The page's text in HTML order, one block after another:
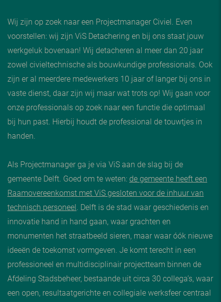
Wij zijn op zoek naar een Projectmanager Civiel. Even
voorstellen: wij zijn ViS Detachering en bij ons staat jouw
werkgeluk bovenaan! Wij detacheren al meer dan 20 jaar
zowel civieltechnische als bouwkundige professionals. Ook
zijn er al meerdere medewerkers 10 jaar of langer bij ons in
vaste dienst, daar zijn wij maar wat trots op! Wij gaan voor
onze professionals op zoek naar een functie die optimaal
bij hun past. Hierbij houdt de professional de touwtjes in
handen.
Als Projectmanager ga je via ViS aan de slag bij de
gemeente Delft. Goed om te weten:de gemeente heeft een
Raamovereenkomst met ViS gesloten voor de inhuur van
technisch personeel. Delft is de stad waar geschiedenis en
innovatie hand in hand gaan, waar grachten en
monumenten het straatbeeld sieren, maar waar óók nieuwe
ideeën de toekomst vormgeven. Je komt terecht in een
professioneel en multidisciplinair projectteam binnen de
Afdeling Stadsbeheer, bestaande uit circa 30 collega’s, waar
een open, resultaatgerichte en collegiale werksfeer centraal